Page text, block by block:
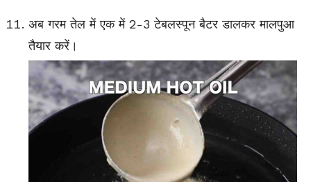
अब गरम तेल में एक में 2-3 टेबलस्पून बैटर डालकर मालपुआ
तैयार करें।